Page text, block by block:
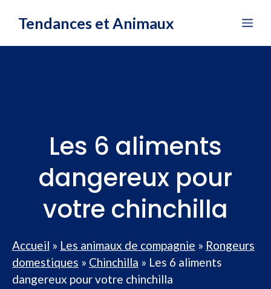
Tendances et Animaux
Les 6 aliments
dangereux pour
votre chinchilla
Accueil » Les animaux de compagnie » Rongeurs
domestiques » Chinchilla » Les 6 aliments
dangereux pour votre chinchilla